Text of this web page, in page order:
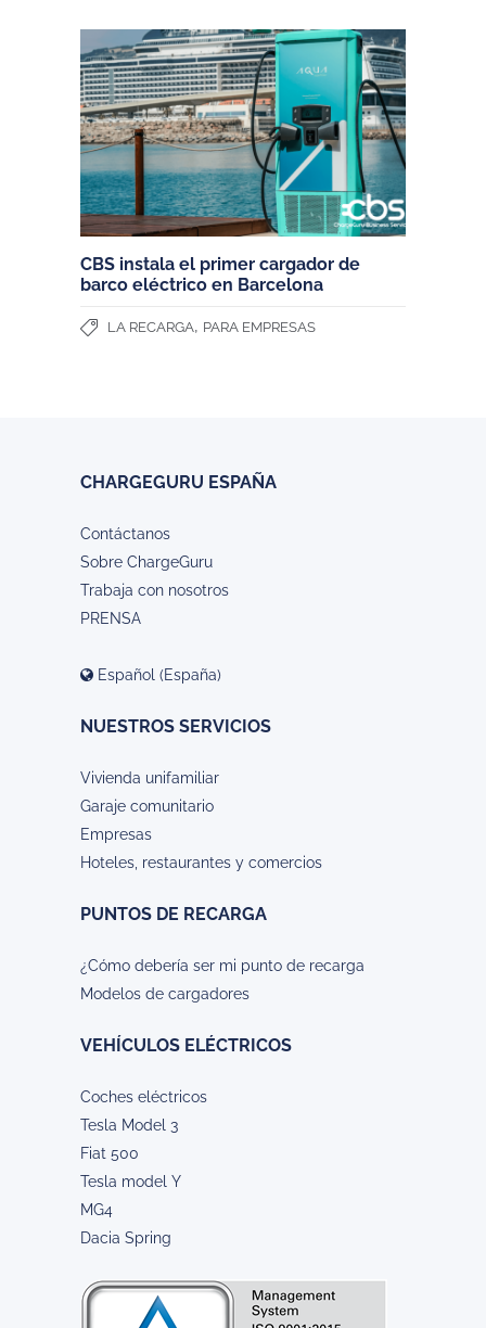
CBS instala el primer cargador de
barco eléctrico en Barcelona
LA RECARGA, PARA EMPRESAS
CHARGEGURU ESPAÑA
Contáctanos
Sobre ChargeGuru
Trabaja con nosotros
PRENSA
Español (España)
NUESTROS SERVICIOS
Vivienda unifamiliar
Garaje comunitario
Empresas
Hoteles, restaurantes y comercios
PUNTOS DE RECARGA
¿Cómo debería ser mi punto de recarga
Modelos de cargadores
VEHÍCULOS ELÉCTRICOS
Coches eléctricos
Tesla Model 3
Fiat 500
Tesla model Y
MG4
Dacia Spring